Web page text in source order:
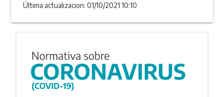
Última actualizacion: 01/10/2021 10:10